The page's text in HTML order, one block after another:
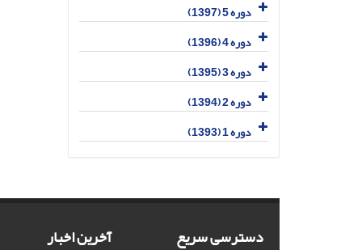
دوره 5 (1397)
دوره 4 (1396)
دوره 3 (1395)
دوره 2 (1394)
دوره 1 (1393)
دسترسی سریع آخرین اخبار